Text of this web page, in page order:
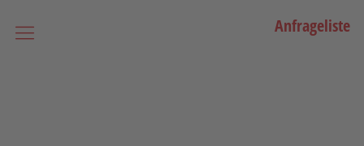
Anfrageliste